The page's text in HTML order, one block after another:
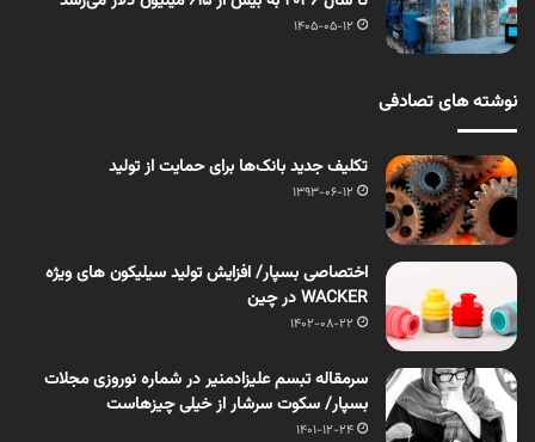
1405-05-12
نوشته های تصادفی
تکلیف جدید بانک‌ها برای حمایت از تولید
1393-06-12
اختصاصی بسپار/ افزایش تولید سیلیکون های ویژه
WACKER در چین
1402-08-22
سرمقاله تبسم علیزادمنیر در شماره نوروزی مجلات
بسپار/ سکوت سرشار از خیلی چیزهاست
1401-12-24